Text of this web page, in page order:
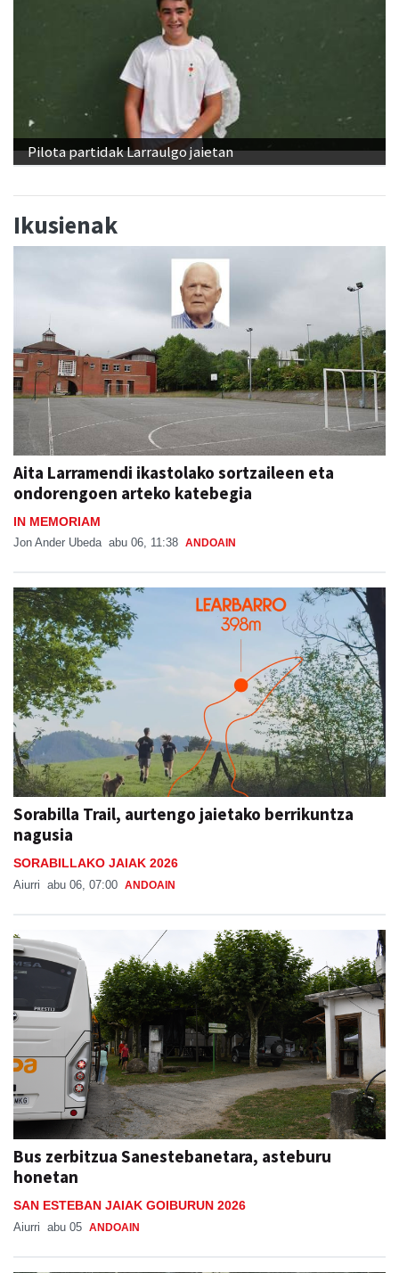
Pilota partidak Larraulgo jaietan
Ikusienak
Aita Larramendi ikastolako sortzaileen eta
ondorengoen arteko katebegia
IN MEMORIAM
Jon Ander Ubeda abu 06, 11:38 ANDOAIN
Sorabilla Trail, aurtengo jaietako berrikuntza
nagusia
SORABILLAKO JAIAK 2026
Aiurri abu 06, 07:00 ANDOAIN
Bus zerbitzua Sanestebanetara, asteburu
honetan
SAN ESTEBAN JAIAK GOIBURUN 2026
Aiurri abu 05 ANDOAIN